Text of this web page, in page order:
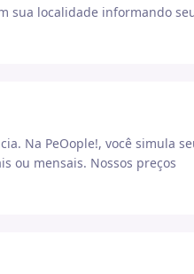
sua localidade informando
Na PeOople!, você simula
ou mensais. Nossos preços